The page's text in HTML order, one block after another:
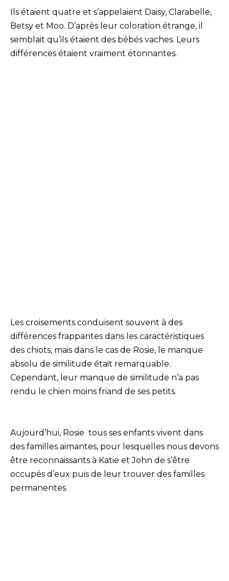
Ils étaient quatre et s’appelaient Daisy, Clarabelle,
Betsy et Moo. D’après leur coloration étrange, il
semblait qu’ils étaient des bébés vaches. Leurs
différences étaient vraiment étonnantes.
Les croisements conduisent souvent à des
différences frappantes dans les caractéristiques
des chiots, mais dans le cas de Rosie, le manque
absolu de similitude était remarquable.
Cependant, leur manque de similitude n’a pas
rendu le chien moins friand de ses petits.
Aujourd’hui, Rosie tous ses enfants vivent dans
des familles aimantes, pour lesquelles nous devons
être reconnaissants à Katie et John de s’être
occupés d’eux puis de leur trouver des familles
permanentes.